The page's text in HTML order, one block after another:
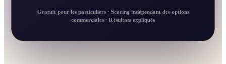
Gratuit pour les particuliers · Scoring indépendant des options
commerciales · Résultats expliqués